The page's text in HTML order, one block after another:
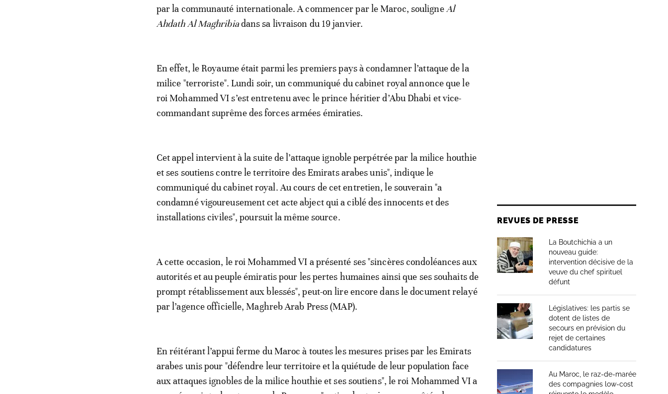
par la communauté internationale. A commencer par le Maroc, souligne Al
Ahdath Al Maghribiadans sa livraison du 19 janvier.
En effet, le Royaume était parmi les premiers pays à condamner l’attaque de la
milice "terroriste". Lundi soir, un communiqué du cabinet royal annonce que le
roi Mohammed VI s’est entretenu avec le prince héritier d’Abu Dhabi et vice-
commandant suprême des forces armées émiraties.
Cet appel intervient à la suite de l’attaque ignoble perpétrée par la milice houthie
et ses soutiens contre le territoire des Emirats arabes unis", indique le
communiqué du cabinet royal. Au cours de cet entretien, le souverain "a
condamné vigoureusement cet acte abject qui a ciblé des innocents et des
installations civiles", poursuit la même source.
A cette occasion, le roi Mohammed VI a présenté ses "sincères condoléances aux
autorités et au peuple émiratis pour les pertes humaines ainsi que ses souhaits de
prompt rétablissement aux blessés", peut-on lire encore dans le document relayé
par l’agence officielle, Maghreb Arab Press (MAP).
En réitérant l’appui ferme du Maroc à toutes les mesures prises par les Emirats
arabes unis pour "défendre leur territoire et la quiétude de leur population face
aux attaques ignobles de la milice houthie et ses soutiens", le roi Mohammed VI a
REVUES DE PRESSE
La Boutchichia a un
nouveau guide:
intervention décisive de la
veuve du chef spirituel
défunt
Législatives: les partis se
dotent de listes de
secours en prévision du
rejet de certaines
candidatures
Au Maroc, le raz-de-marée
des compagnies low-cost